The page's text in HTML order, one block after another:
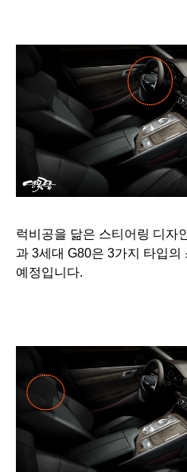
럭비공을 닮은 스티어링 디자
과 3세대 G80은 3가지 타입의
예정입니다.